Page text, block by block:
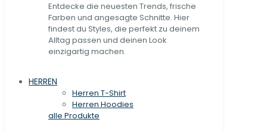
Entdecke die neuesten Trends, frische
Farben und angesagte Schnitte. Hier
findest du Styles, die perfekt zu deinem
Alltag passen und deinen Look
einzigartig machen.
HERREN
Herren T-Shirt
Herren Hoodies
alle Produkte